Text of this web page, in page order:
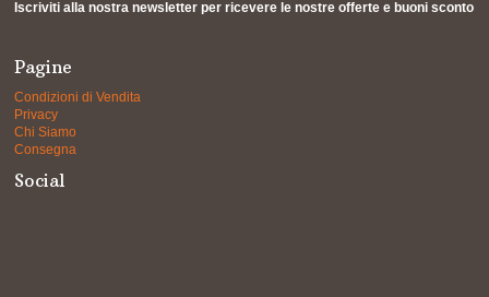
Iscriviti alla nostra newsletter per ricevere le nostre offerte e buoni sconto
Pagine
Condizioni di Vendita
Privacy
Chi Siamo
Consegna
Social